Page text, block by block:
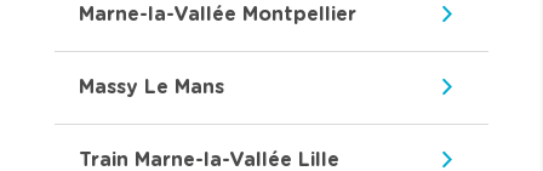
Marne-la-Vallée Montpellier
Massy Le Mans
Train Marne-la-Vallée Lille